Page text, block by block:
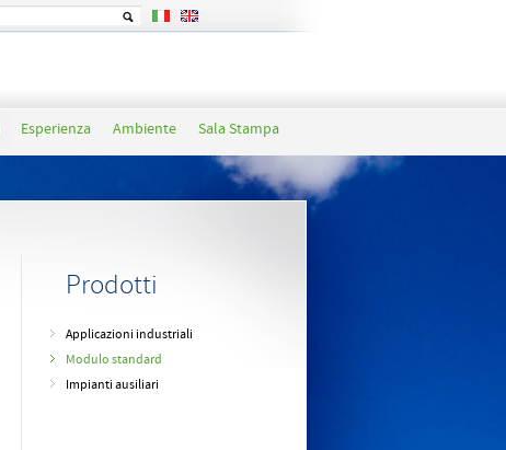
Esperienza Ambiente Sala Stampa
Prodotti
Applicazioni industriali
Modulo standard
Impianti ausiliari